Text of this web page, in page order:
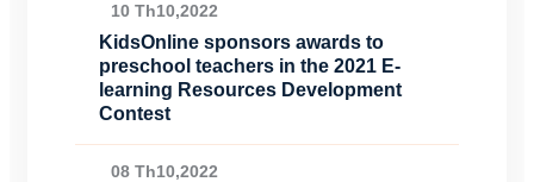
10 Th10,2022
KidsOnline sponsors awards to
preschool teachers in the 2021 E-
learning Resources Development
Contest
08 Th10,2022